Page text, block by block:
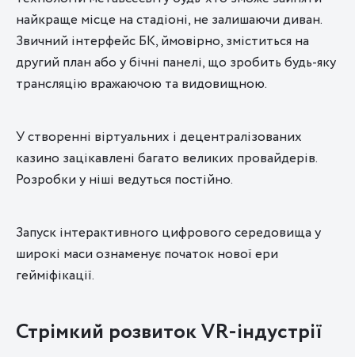
найкраще місце на стадіоні, не залишаючи диван.
Звичний інтерфейс БК, ймовірно, зміститься на
другий план або у бічні панелі, що зробить будь-яку
трансляцію вражаючою та видовищною.
У створенні віртуальних і децентралізованих
казино зацікавлені багато великих провайдерів.
Розробки у ніші ведуться постійно.
Запуск інтерактивного цифрового середовища у
широкі маси ознаменує початок нової ери
гейміфікації.
Стрімкий розвиток VR-індустрії